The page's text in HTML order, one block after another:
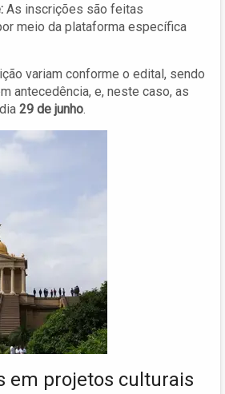
As inscrições são feitas
meio da plataforma específica
variam conforme o edital, sendo
antecedência, e, neste caso, as
29 de junho.
em projetos culturais